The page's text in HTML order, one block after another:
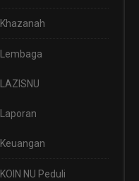
Khazanah
Lembaga
LAZISNU
Laporan
Keuangan
KOIN NU Peduli